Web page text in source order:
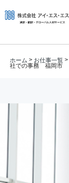
ホーム > お仕事一覧 >
社での事務 福岡市